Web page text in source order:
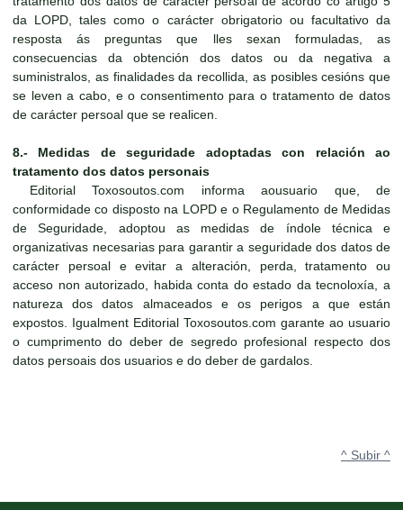
da LOPD, tales como o carácter obrigatorio ou facultativo da
resposta ás preguntas que lles sexan formuladas, as
consecuencias da obtención dos datos ou da negativa a
suministralos, as finalidades da recollida, as posibles cesións que
se leven a cabo, e o consentimento para o tratamento de datos
de carácter persoal que se realicen.
8.- Medidas de seguridade adoptadas con relación ao
tratamento dos datos personais
Editorial Toxosoutos.com informa aousuario que, de
conformidade co disposto na LOPD e o Regulamento de Medidas
de Seguridade, adoptou as medidas de índole técnica e
organizativas necesarias para garantir a seguridade dos datos de
carácter persoal e evitar a alteración, perda, tratamento ou
acceso non autorizado, habida conta do estado da tecnoloxía, a
natureza dos datos almaceados e os perigos a que están
expostos. Igualment Editorial Toxosoutos.com garante ao usuario
o cumprimento do deber de segredo profesional respecto dos
datos persoais dos usuarios e do deber de gardalos.
^ Subir ^